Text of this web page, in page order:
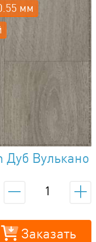
мм
Дуб Вулькано
Заказать